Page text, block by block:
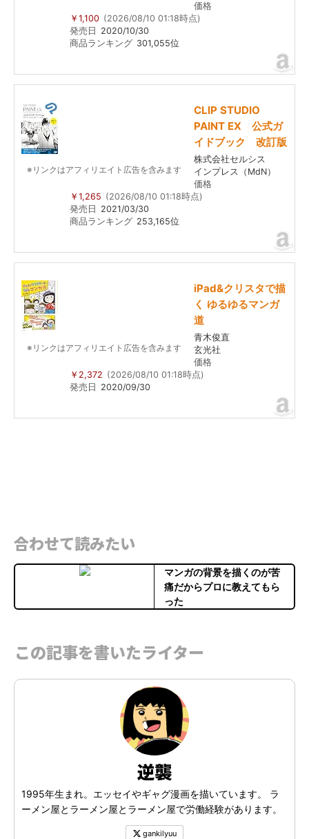
価格
￥1,100 (2026/08/10 01:18時点)
発売日
2020/10/30
商品ランキング 301,055位
※リンクはアフィリエイト広告を含みます
CLIP STUDIO
PAINT EX 公式ガ
イドブック 改訂版
株式会社セルシス
インプレス（MdN）
価格
￥1,265 (2026/08/10 01:18時点)
発売日
2021/03/30
商品ランキング 253,165位
※リンクはアフィリエイト広告を含みます
iPad&クリスタで描
く ゆるゆるマンガ
道
青木俊直
玄光社
価格
￥2,372 (2026/08/10 01:18時点)
発売日
2020/09/30
合わせて読みたい
マンガの背景を描くのが苦
痛だからプロに教えてもら
った
この記事を書いたライター
逆襲
1995年生まれ。エッセイやギャグ漫画を描いています。 ラ
ーメン屋とラーメン屋とラーメン屋で労働経験があります。
gankilyuu